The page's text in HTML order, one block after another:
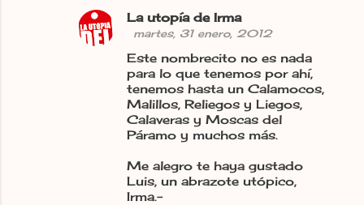
La utopía de Irma
martes, 31 enero, 2012
Este nombrecito no es nada
para lo que tenemos por ahí,
tenemos hasta un Calamocos,
Malillos, Reliegos y Liegos,
Calaveras y Moscas del
Páramo y muchos más.
Me alegro te haya gustado
Luis, un abrazote utópico,
Irma.-